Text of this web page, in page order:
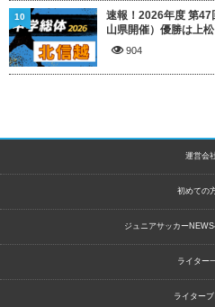
速報！2026年度 第47
山県開催）優勝は上
904
10
運営会
初めての
ジュニアサッカー
ライター
ライター